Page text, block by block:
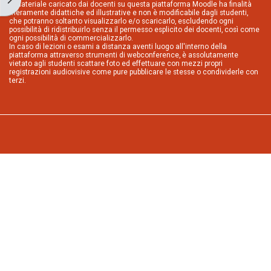
Il materiale caricato dai docenti su questa piattaforma Moodle ha finalità
meramente didattiche ed illustrative e non è modificabile dagli studenti,
che potranno soltanto visualizzarlo e/o scaricarlo, escludendo ogni
possibilità di ridistribuirlo senza il permesso esplicito dei docenti, così come
ogni possibilità di commercializzarlo.
In caso di lezioni o esami a distanza aventi luogo all'interno della
piattaforma attraverso strumenti di webconference, è assolutamente
vietato agli studenti scattare foto ed effettuare con mezzi propri
registrazioni audiovisive come pure pubblicare le stesse o condividerle con
terzi.